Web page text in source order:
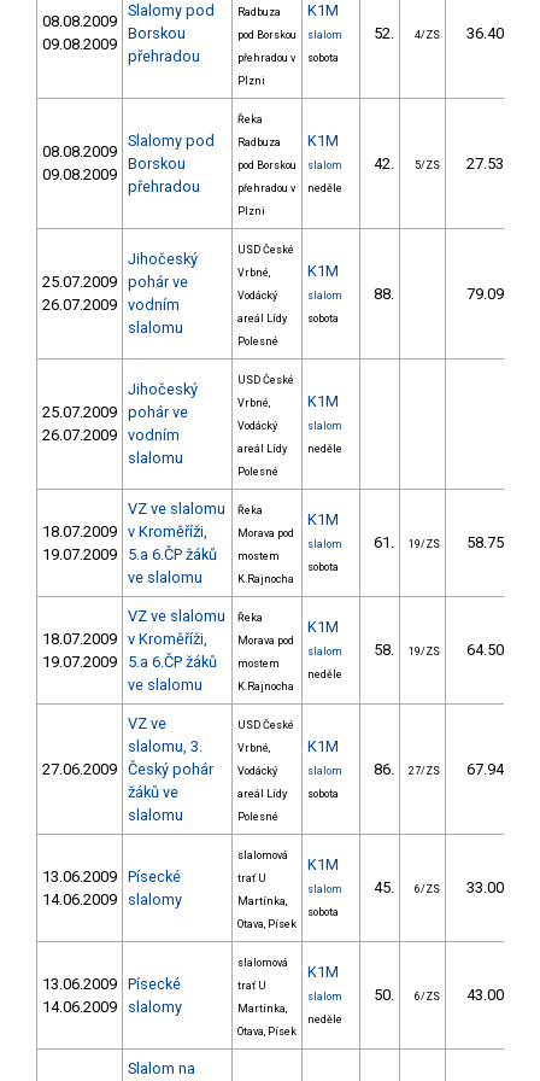
08.08.2009
09.08.2009
Slalomy pod
Borskou
přehradou
Radbuza
pod Borskou
přehradou v
Plzni
K1M
slalom
sobota
52. 4/ZS 36.40
08.08.2009
09.08.2009
Slalomy pod
Borskou
přehradou
Řeka
Radbuza
pod Borskou
přehradou v
Plzni
K1M
slalom
neděle
42. 5/ZS 27.53
25.07.2009
26.07.2009
Jihočeský
pohár ve
vodním
slalomu
USD České
Vrbné,
Vodácký
areál Lídy
Polesné
K1M
slalom
sobota
88. 79.09
25.07.2009
26.07.2009
Jihočeský
pohár ve
vodním
slalomu
USD České
Vrbné,
Vodácký
areál Lídy
Polesné
K1M
slalom
neděle
18.07.2009
19.07.2009
VZ ve slalomu
v Kroměříži,
5.a 6.ČP žáků
ve slalomu
Řeka
Morava pod
mostem
K.Rajnocha
K1M
slalom
sobota
61. 19/ZS 58.75
18.07.2009
19.07.2009
VZ ve slalomu
v Kroměříži,
5.a 6.ČP žáků
ve slalomu
Řeka
Morava pod
mostem
K.Rajnocha
K1M
slalom
neděle
58. 19/ZS 64.50
27.06.2009
VZ ve
slalomu, 3.
Český pohár
žáků ve
slalomu
USD České
Vrbné,
Vodácký
areál Lídy
Polesné
K1M
slalom
sobota
86. 27/ZS 67.94
13.06.2009
14.06.2009
Písecké
slalomy
slalomová
trať U
Martínka,
Otava, Písek
K1M
slalom
sobota
45. 6/ZS 33.00
13.06.2009
14.06.2009
Písecké
slalomy
slalomová
trať U
Martínka,
Otava, Písek
K1M
slalom
neděle
50. 6/ZS 43.00
Slalom na